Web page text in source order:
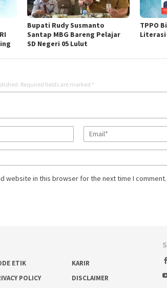
Bupati Rudy Susmanto
Santap MBG Bareng Pelajar
SD Negeri 05 Lulut
TPPO
Required fields are marked *
website in this browser for the next time I comment.
ETIK
KARIR
POLICY DISCLAIMER